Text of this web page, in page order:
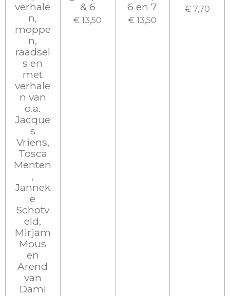
verhale
n,
moppe
n,
raadsel
s en
met
verhale
n van
o.a.
Jacque
s
Vriens,
Tosca
Menten
,
Jannek
e
Schotv
eld,
Mirjam
Mous
en
Arend
van
Dam!
& 6
€ 13,50
6 en 7
€ 13,50
€ 7,70